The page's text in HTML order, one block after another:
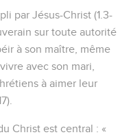
par Jésus-Christ (1.3-
sur toute autorité
à son maître, même
avec son mari,
à aimer leur
Christ est central : «